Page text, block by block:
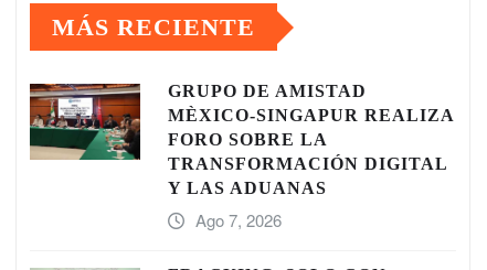
MÁS RECIENTE
GRUPO DE AMISTAD
MÈXICO-SINGAPUR REALIZA
FORO SOBRE LA
TRANSFORMACIÓN DIGITAL
Y LAS ADUANAS
Ago 7, 2026